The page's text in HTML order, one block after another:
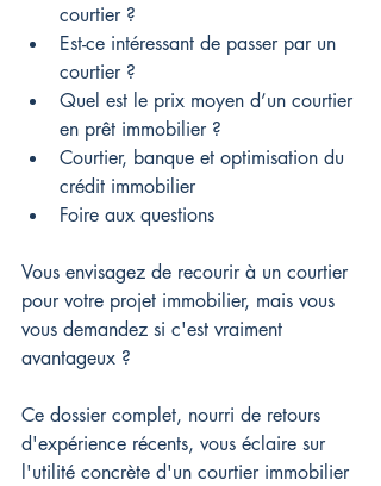
courtier ?
Est-ce intéressant de passer par un
courtier ?
Quel est le prix moyen d’un courtier
en prêt immobilier ?
Courtier, banque et optimisation du
crédit immobilier
Foire aux questions
Vous envisagez de recourir à un courtier
pour votre projet immobilier, mais vous
vous demandez si c'est vraiment
avantageux ?
Ce dossier complet, nourri de retours
d'expérience récents, vous éclaire sur
l'utilité concrète d'un courtier immobilier